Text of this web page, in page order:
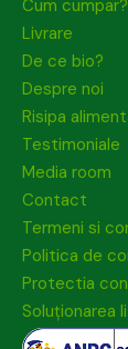
Cum cumpar?
Livrare
De ce bio?
Despre noi
Risipa
Testimoniale
Media room
Contact
Termeni si
Politica de
Protectia
Soluționarea